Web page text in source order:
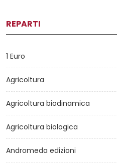
REPARTI
1 Euro
Agricoltura
Agricoltura biodinamica
Agricoltura biologica
Andromeda edizioni